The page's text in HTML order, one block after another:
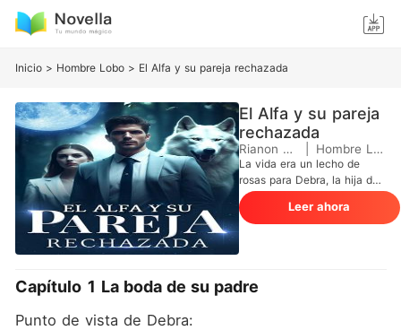
Inicio > Hombre Lobo > El Alfa y su pareja rechazada
El Alfa y su pareja
rechazada
Rianon Fisk Hombre Lobo
La vida era un lecho de
rosas para Debra, la hija del
Alfa, hasta que tuvo una
aventura de una noche con
Caleb. Estaba segura de que
él era su pareja designada
a aceptarla. Pasaron
Leer ahora
Capítulo 1 La boda de su padre
Punto de vista de Debra: